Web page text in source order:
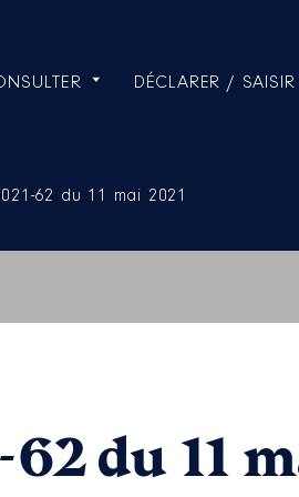
DÉCLARER / SAISIR
62 du 11 mai 2021
du 11